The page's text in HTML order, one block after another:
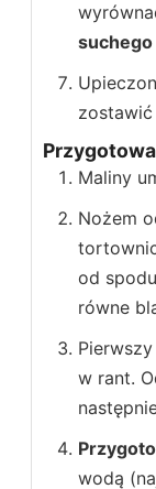
Maliny
Nożem
od
równe
w rant.
wodą